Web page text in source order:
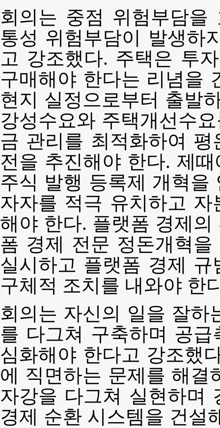
회의는 중점 위험부담을
통성 위험부담이 발생하
고 강조했다. 주택은 투
구매해야 한다는 리념을
현지 실정으로부터 출발
강성수요와 주택개선수
금 관리를 최적화하여
전을 추진해야 한다. 제
주식 발행 등록제 개혁을
자자를 적극 유치하고
해야 한다. 플랫폼 경제
폼 경제 전문 정돈개혁
실시하고 플랫폼 경제
구체적 조치를 내와야 한
회의는 자신의 일을 잘하
를 다그쳐 구축하며 공
심화해야 한다고 강조했
에 직면하는 문제를 해결
자강을 다그쳐 실현하며
경제 순환 시스템을 건설